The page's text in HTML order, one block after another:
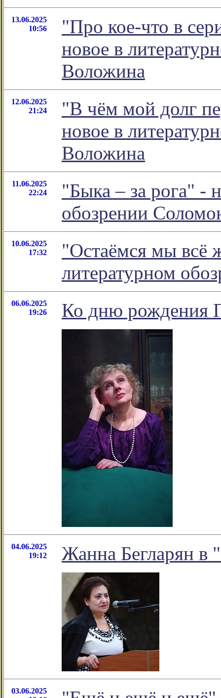
13.06.2025
10:56
"Про кое-что в
новое в
Воложина
12.06.2025
21:24
"В чём мой долг
новое в
Воложина
11.06.2025
22:24
"Быка – за рога" -
обозрении
10.06.2025
17:32
"Остаёмся мы всё
литературном
06.06.2025
19:26
Ко дню рождения
04.06.2025
19:12
Жанна Бегларян в
03.06.2025